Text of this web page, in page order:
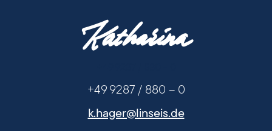
Katharina
+49 9287 / 880 – 0
k.hager@linseis.de